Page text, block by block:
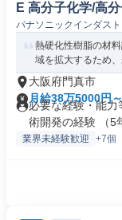
E 高分子化学/高
パナソニックインダス
熱硬化性樹脂の材
域を拡大するため
大阪府門真市
月給38万5000円
必要な経験・能
術開発の経験 （5
業界未経験歓迎 +7個